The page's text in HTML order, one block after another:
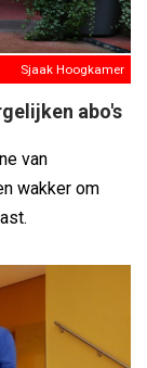
Sjaak Hoogkamer
abo's
van
wakker om